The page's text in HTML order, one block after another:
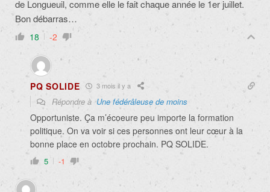
de Longueuil, comme elle le fait chaque année le 1er juillet.
Bon débarras…
18 -2
PQ SOLIDE 3 mois il y a
Répondre àUne fédérâleuse de moins
Opportuniste. Ça m’écoeure peu importe la formation
politique. On va voir si ces personnes ont leur cœur à la
bonne place en octobre prochain. PQ SOLIDE.
5 -1